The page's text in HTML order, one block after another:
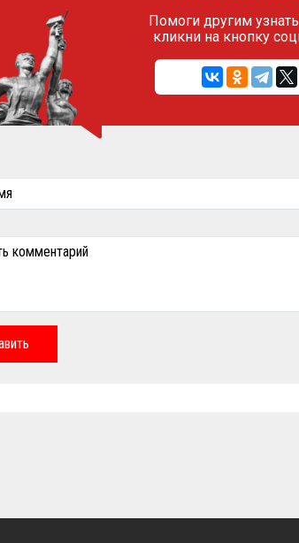
Помоги другим узнать
кликни на кнопку
комментарий